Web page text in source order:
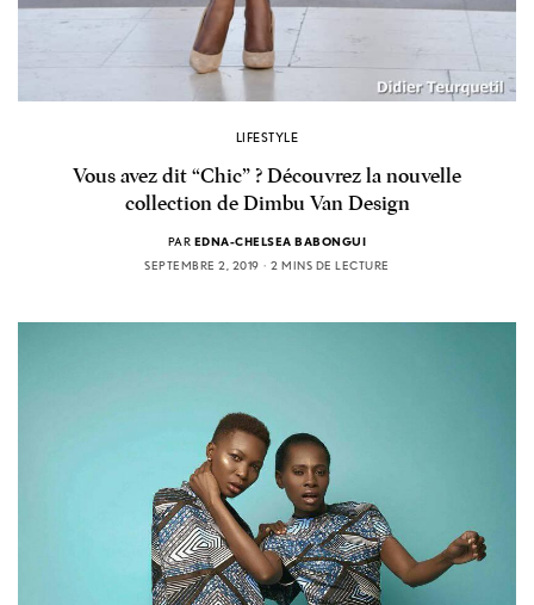
LIFESTYLE
Vous avez dit “Chic” ? Découvrez la nouvelle
collection de Dimbu Van Design
PAR EDNA-CHELSEA BABONGUI
SEPTEMBRE 2, 2019
2 MINS DE LECTURE